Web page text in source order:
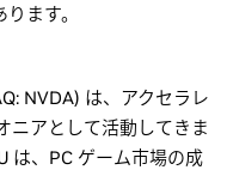
ます。
NVDA) は、アクセラレ
ニアとして活動してきま
は、PC ゲーム市場の成